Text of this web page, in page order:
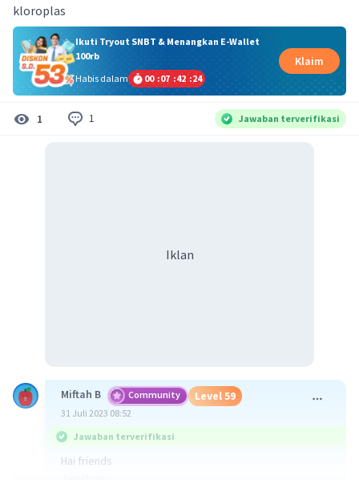
kloroplas
Ikuti Tryout SNBT & Menangkan E-Wallet
100rb
Habis dalam
00 :07 :42 :23
Klaim
1 1 Jawaban terverifikasi
Iklan
Miftah B Community Level 59
31 Juli 2023 08:52
Jawaban terverifikasi
Hai friends